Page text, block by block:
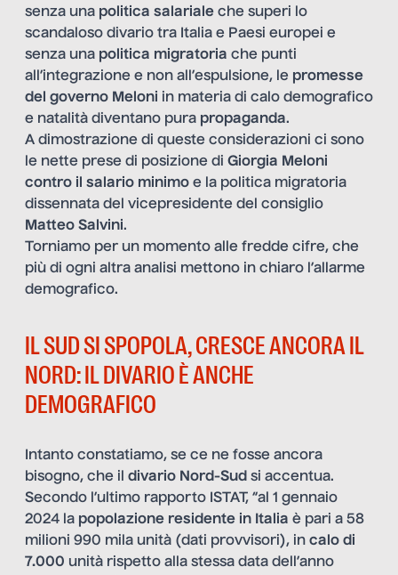
senza una politica salariale che superi lo
scandaloso divario tra Italia e Paesi europei e
senza una politica migratoria che punti
all’integrazione e non all’espulsione, le promesse
del governo Meloni in materia di calo demografico
e natalità diventano pura propaganda.
A dimostrazione di queste considerazioni ci sono
le nette prese di posizione di Giorgia Meloni
contro il salario minimo e la politica migratoria
dissennata del vicepresidente del consiglio
Matteo Salvini.
Torniamo per un momento alle fredde cifre, che
più di ogni altra analisi mettono in chiaro l’allarme
demografico.
IL SUD SI SPOPOLA, CRESCE ANCORA IL
NORD: IL DIVARIO È ANCHE
DEMOGRAFICO
Intanto constatiamo, se ce ne fosse ancora
bisogno, che il divario Nord-Sud si accentua.
Secondo l’ultimo rapporto ISTAT, “al 1 gennaio
2024 la popolazione residente in Italia è pari a 58
milioni 990 mila unità (dati provvisori), in calo di
7.000 unità rispetto alla stessa data dell’anno